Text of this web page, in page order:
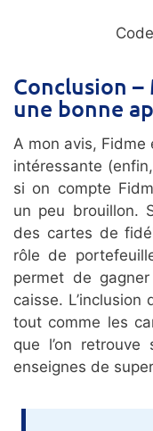
Conclusion –
une bonne
A mon avis,
intéressante
si on compte
un peu brouillon.
des cartes de
rôle de
permet de
caisse.
tout comme les
que l’on
enseignes de